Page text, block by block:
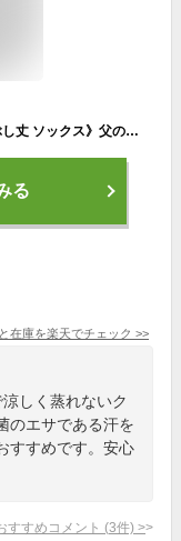
【日本製】 COOLMAX 正規品《5本指 くるぶし丈 ソックス》父の日ギフト ゴースト丈 靴下 蒸れない メンズ レディース あったか 吸汗 外反母趾予防 五本指ソックス 5本指ソックス スニーカー 運動靴 くるぶし ソックス ギフト プレゼント
る
在庫を楽天でチェック >>
しく蒸れないク
のエサである汗を
すすめです。安心
すすめコメント (3件) >